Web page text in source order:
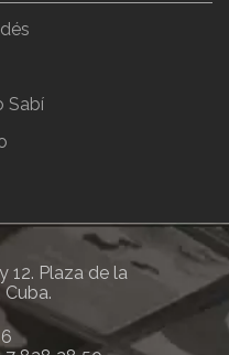
Sabí
12. Plaza de la